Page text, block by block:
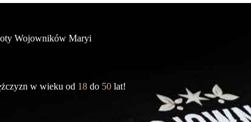
Wojowników Maryi
w wieku od 18 do50 lat!